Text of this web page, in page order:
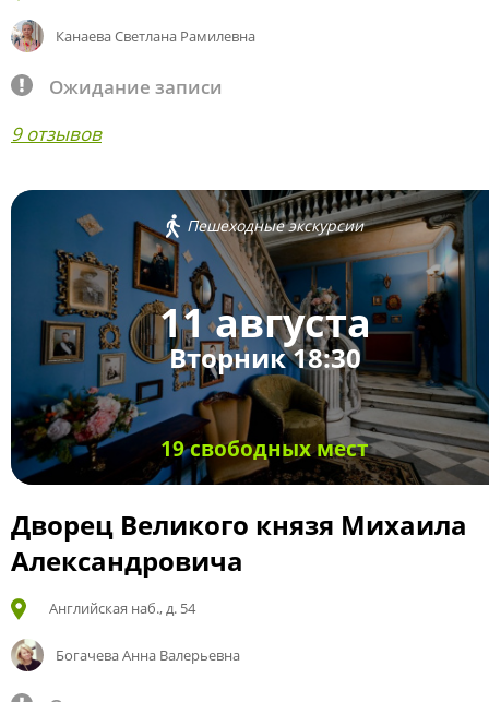
Канаева Светлана Рамилевна
Ожидание записи
9 отзывов
Пешеходные экскурсии
11 августа
Вторник 18:30
19 свободных мест
Дворец Великого князя Михаила
Александровича
Английская наб., д. 54
Богачева Анна Валерьевна